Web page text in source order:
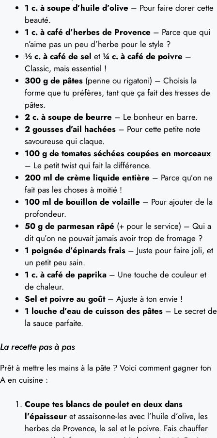
1 c. à soupe d’huile d’olive – Pour faire dorer cette
beauté.
1 c. à café d’herbes de Provence – Parce que qui
n’aime pas un peu d’herbe pour le style ?
½ c. à café de sel et ¼ c. à café de poivre –
Classic, mais essentiel !
300 g de pâtes (penne ou rigatoni) – Choisis la
forme que tu préfères, tant que ça fait des tresses de
pâtes.
2 c. à soupe de beurre – Le bonheur en barre.
2 gousses d’ail hachées – Pour cette petite note
savoureuse qui claque.
100 g de tomates séchées coupées en morceaux
– Le petit twist qui fait la différence.
200 ml de crème liquide entière – Parce qu’on ne
fait pas les choses à moitié !
100 ml de bouillon de volaille – Pour ajouter de la
profondeur.
50 g de parmesan râpé (+ pour le service) – Qui a
dit qu’on ne pouvait jamais avoir trop de fromage ?
1 poignée d’épinards frais – Juste pour faire joli, et
un petit peu sain.
1 c. à café de paprika – Une touche de couleur et
de chaleur.
Sel et poivre au goût– Ajuste à ton envie !
1 louche d’eau de cuisson des pâtes – Le secret de
la sauce parfaite.
La recette pas à pas
Prêt à mettre les mains à la pâte ? Voici comment gagner ton
A en cuisine :
Coupe tes blancs de poulet en deux dans
l’épaisseur et assaisonne-les avec l’huile d’olive, les
herbes de Provence, le sel et le poivre. Fais chauffer